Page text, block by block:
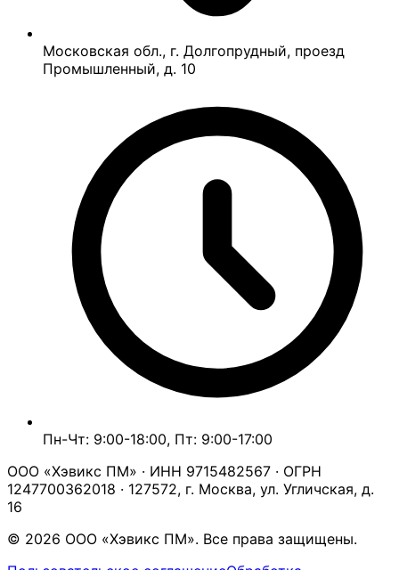
Московская обл., г. Долгопрудный, проезд
Промышленный, д. 10
Пн-Чт: 9:00-18:00, Пт: 9:00-17:00
ООО «Хэвикс ПМ» · ИНН 9715482567 · ОГРН
1247700362018 · 127572, г. Москва, ул. Угличская, д.
16
© 2026 ООО «Хэвикс ПМ». Все права защищены.